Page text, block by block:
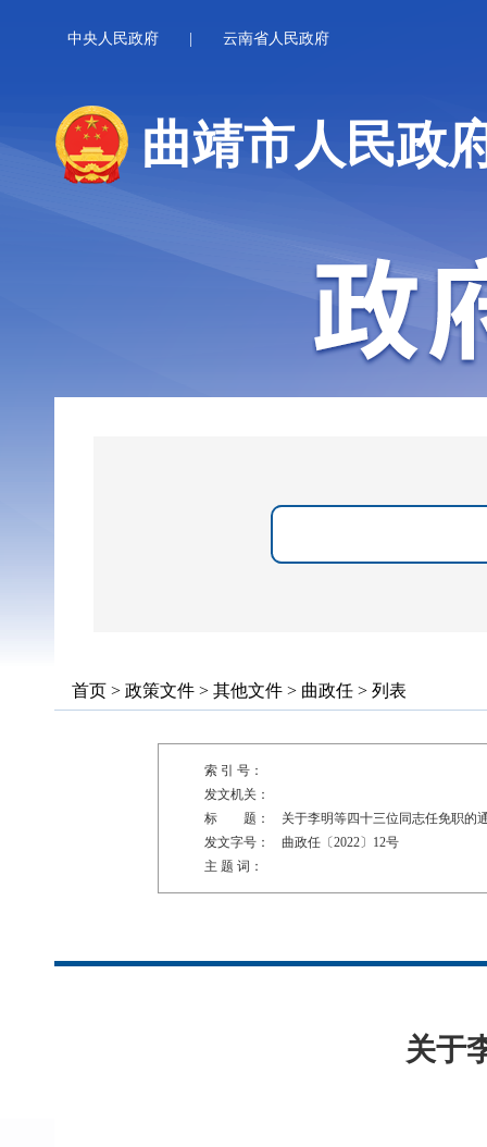
中央人民政府 云南省人民政府
曲靖市人民政
首页 > 政策文件 > 其他文件 > 曲政任 > 列表
索 引 号：
发文机关：
标 题：
关于李明等四十三位同志任免职的
发文字号：
曲政任〔2022〕12号
主 题 词：
关于